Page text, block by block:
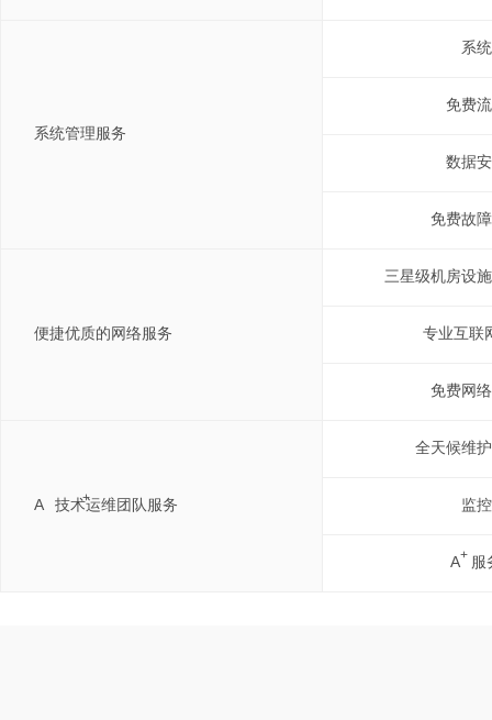
系统管理服务
系
免费
数据
免费故
便捷优质的网络服务
三星级机房设
专业互联
免费网
A +
技术运维团队服务
全天候维
监
A+ 服